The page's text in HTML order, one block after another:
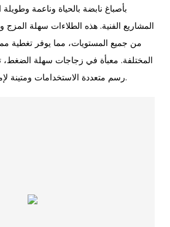
بأصباغ نابضة بالحياة وناعمة
المشاريع الفنية. هذه الطلاءات سهلة المزج
من جميع المستويات، مما يوفر تغطية
المختلفة. معبأة في زجاجات سهلة الضغط،
رسم متعددة الاستخدامات ومتينة لإمكانيات إبداعية لا حصر لها.